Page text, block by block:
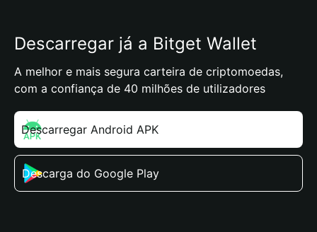
Descarregar já a Bitget Wallet
A melhor e mais segura carteira de criptomoedas,
com a confiança de 40 milhões de utilizadores
Descarregar Android APK
Descarga do Google Play